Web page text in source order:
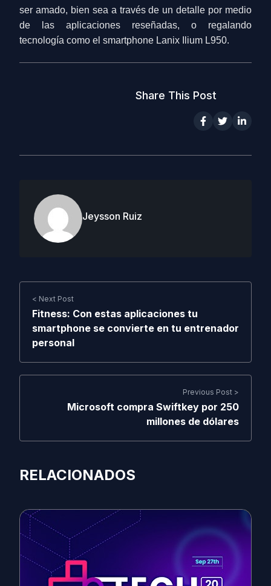
ser amado, bien sea a través de un detalle por medio
de las aplicaciones reseñadas, o regalando
tecnología como el smartphone Lanix Ilium L950.
Share This Post
Jeysson Ruiz
< Next Post
Fitness: Con estas aplicaciones tu
smartphone se convierte en tu entrenador
personal
Previous Post >
Microsoft compra Swiftkey por 250
millones de dólares
RELACIONADOS